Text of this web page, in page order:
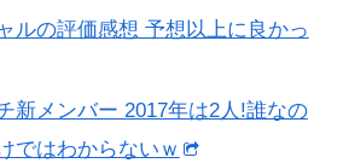
ルの評価感想 予想以上に良かっ
新メンバー 2017年は2人!誰なの
ではわからないｗ